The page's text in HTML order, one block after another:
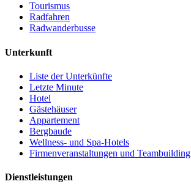
Tourismus
Radfahren
Radwanderbusse
Unterkunft
Liste der Unterkünfte
Letzte Minute
Hotel
Gästehäuser
Appartement
Bergbaude
Wellness- und Spa-Hotels
Firmenveranstaltungen und Teambuilding
Dienstleistungen